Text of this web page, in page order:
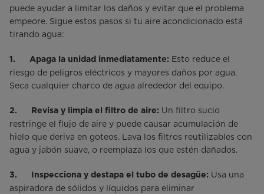
puede ayudar a limitar los daños y evitar que el problema
empeore. Sigue estos pasos si tu aire acondicionado está
tirando agua:
1. Apaga la unidad inmediatamente: Esto reduce el
riesgo de peligros eléctricos y mayores daños por agua.
Seca cualquier charco de agua alrededor del equipo.
2. Revisa y limpia el filtro de aire: Un filtro sucio
restringe el flujo de aire y puede causar acumulación de
hielo que deriva en goteos. Lava los filtros reutilizables con
agua y jabón suave, o reemplaza los que estén dañados.
3. Inspecciona y destapa el tubo de desagüe: Usa una
aspiradora de sólidos y líquidos para eliminar